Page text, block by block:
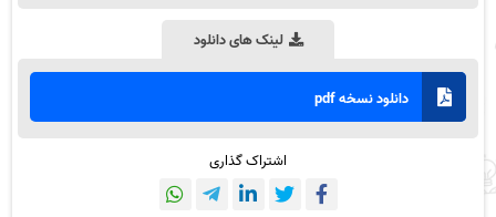
لینک های دانلود
دانلود نسخه pdf
اشتراک گذاری